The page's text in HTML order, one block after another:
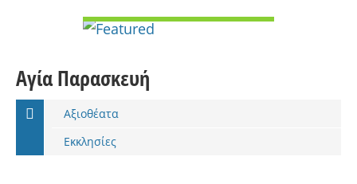
Αγία Παρασκευή
Αξιοθέατα
Εκκλησίες